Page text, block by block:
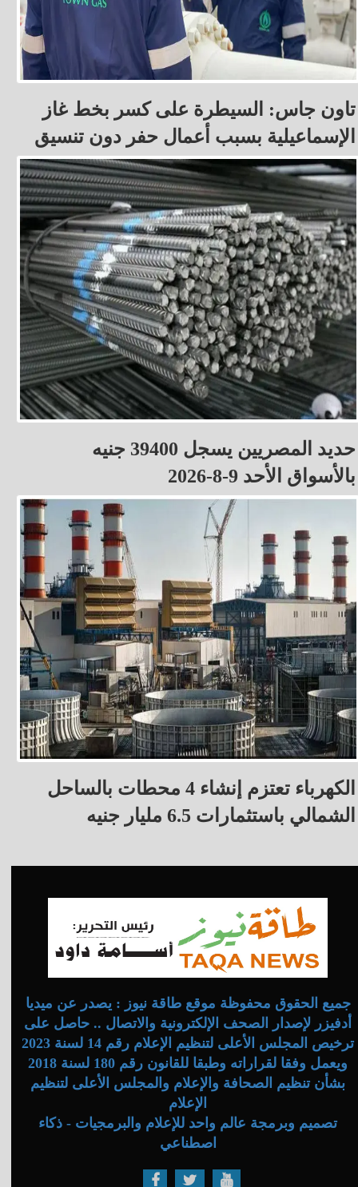
تاون جاس: السيطرة على كسر بخط غاز
الإسماعيلية بسبب أعمال حفر دون تنسيق
حديد المصريين يسجل 39400 جنيه
بالأسواق الأحد 9-8-2026
الكهرباء تعتزم إنشاء 4 محطات بالساحل
الشمالي باستثمارات 6.5 مليار جنيه
جميع الحقوق محفوظة موقع طاقة نيوز : يصدر عن ميديا
أدفيزر لإصدار الصحف الإلكترونية والاتصال .. حاصل على
ترخيص المجلس الأعلى لتنظيم الإعلام رقم 14 لسنة 2023
ويعمل وفقا لقراراته وطبقا للقانون رقم 180 لسنة 2018
بشأن تنظيم الصحافة والإعلام والمجلس الأعلى لتنظيم
الإعلام
تصميم وبرمجة عالم واحد للإعلام والبرمجيات - ذكاء
اصطناعي